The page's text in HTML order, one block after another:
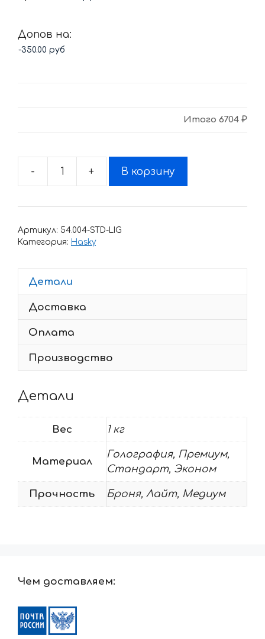
Допов на:
Итого 6704 ₽
-
Количество
Комплект
Factory
+ В корзину
Артикул: 54.004-STD-LIG
Категория: Hasky
Детали
Доставка
Оплата
Производство
Детали
Вес 1 кг
Материал
Голография, Премиум,
Стандарт, Эконом
Прочность Броня, Лайт, Медиум
Чем доставляем: